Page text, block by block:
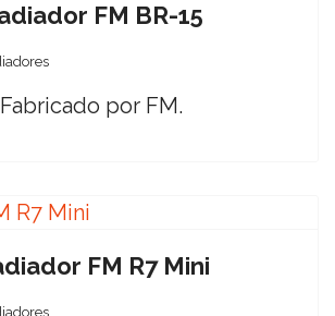
FM BR-15
Fabricado por FM.
FM R7 Mini